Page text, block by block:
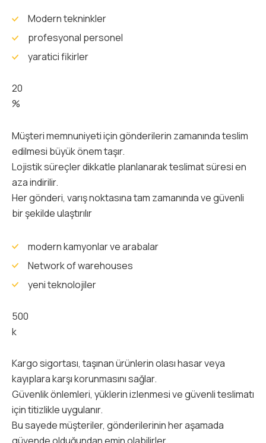
Modern tekninkler
profesyonal personel
yaratici fikirler
20
%
Müşteri memnuniyeti için gönderilerin zamanında teslim
edilmesi büyük önem taşır.
Lojistik süreçler dikkatle planlanarak teslimat süresi en
aza indirilir.
Her gönderi, varış noktasına tam zamanında ve güvenli
bir şekilde ulaştırılır
modern kamyonlar ve arabalar
Network of warehouses
yeni teknolojiler
500
k
Kargo sigortası, taşınan ürünlerin olası hasar veya
kayıplara karşı korunmasını sağlar.
Güvenlik önlemleri, yüklerin izlenmesi ve güvenli teslimatı
için titizlikle uygulanır.
Bu sayede müşteriler, gönderilerinin her aşamada